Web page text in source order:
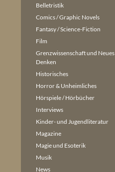
Belletristik
Comics / Graphic Novels
Fantasy / Science-Fiction
Film
Grenzwissenschaft und Neues
Denken
Historisches
Horror & Unheimliches
Hörspiele / Hörbücher
Interviews
Kinder- und Jugendliteratur
Magazine
Magie und Esoterik
Musik
News